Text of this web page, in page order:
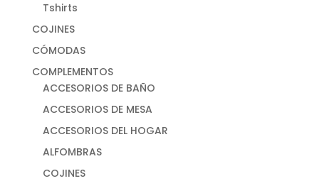
Tshirts
COJINES
CÓMODAS
COMPLEMENTOS
ACCESORIOS DE BAÑO
ACCESORIOS DE MESA
ACCESORIOS DEL HOGAR
ALFOMBRAS
COJINES